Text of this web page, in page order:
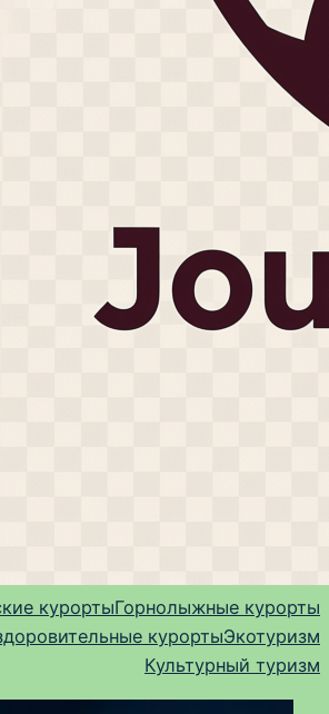
курортыГорнолыжные курорты
курортыЭкотуризм
Культурный туризм